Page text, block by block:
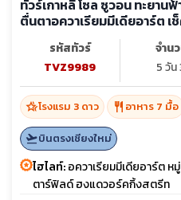
ทัวร์เกาหลี โซล ซูวอน ทะยา
ตื่นตาอควาเรียมมีเดียอาร์ต
รหัสทัวร์
TVZ9989
จำน
5 วัน
hotel_classโรงแรม 3 ดาว restaurant อาหาร 7 มื้อ
flight_takeoffบินตรงเชียงใหม่
ไฮไลท์:อควาเรียมมีเดียอาร์ต
ตาร์ฟิลด์ ฮงแดวอร์คกิ้งสตรีท